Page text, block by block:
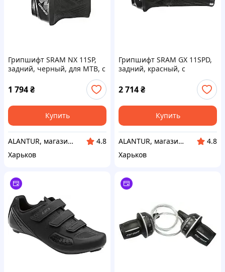
Грипшифт SRAM NX 11SP,
задний, черный, для MTB, с
технологией X-ACTUATION
1 794₴
Купить
ALANTUR, магазин туристичного спорядження та велосипедів
4.8
Харьков
Грипшифт SRAM GX 11SPD,
задний, красный, с
шарикоподшипниками для
MTB
2 714₴
Купить
ALANTUR, магазин туристичного спорядження та велосипедів
4.8
Харьков